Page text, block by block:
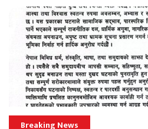
जनाएको छ। भ्रमणका क्रममा विश्व [...]
Breaking News